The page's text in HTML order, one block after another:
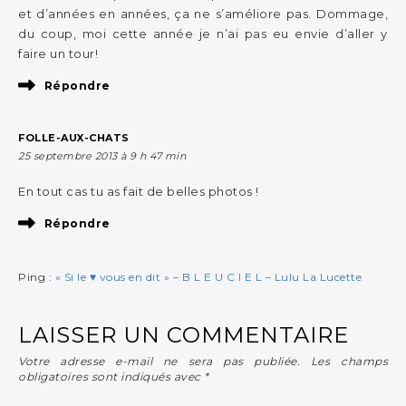
et d’années en années, ça ne s’améliore pas. Dommage,
du coup, moi cette année je n’ai pas eu envie d’aller y
faire un tour!
Répondre
FOLLE-AUX-CHATS
25 septembre 2013 à 9 h 47 min
En tout cas tu as fait de belles photos !
Répondre
Ping : « Si le ♥ vous en dit » – B L E U C I E L – Lulu La Lucette
LAISSER UN COMMENTAIRE
Votre adresse e-mail ne sera pas publiée.
Les champs
obligatoires sont indiqués avec *